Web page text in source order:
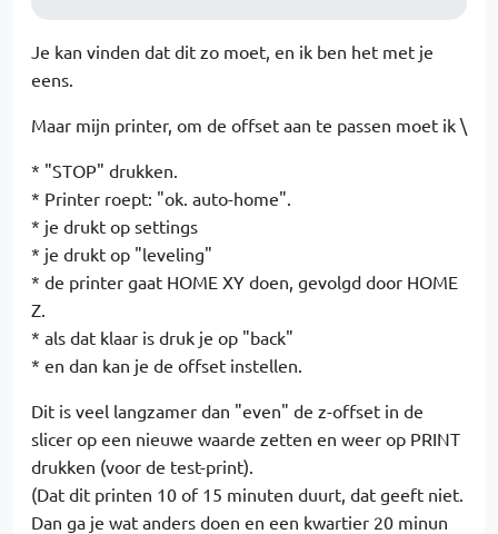
Je kan vinden dat dit zo moet, en ik ben het met je
eens.
Maar mijn printer, om de offset aan te passen moet ik \
* "STOP" drukken.
* Printer roept: "ok. auto-home".
* je drukt op settings
* je drukt op "leveling"
* de printer gaat HOME XY doen, gevolgd door HOME
Z.
* als dat klaar is druk je op "back"
* en dan kan je de offset instellen.
Dit is veel langzamer dan "even" de z-offset in de
slicer op een nieuwe waarde zetten en weer op PRINT
drukken (voor de test-print).
(Dat dit printen 10 of 15 minuten duurt, dat geeft niet.
Dan ga je wat anders doen en een kwartier 20 minun